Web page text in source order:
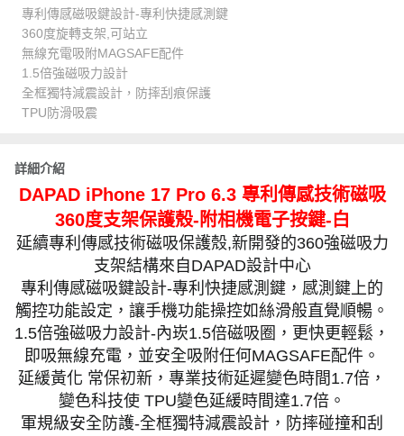
專利傳感磁吸鍵設計-專利快捷感測鍵
360度旋轉支架,可站立
無線充電吸附MAGSAFE配件
1.5倍強磁吸力設計
全框獨特減震設計，防摔刮痕保護
TPU防滑吸震
詳細介紹
DAPAD iPhone 17 Pro 6.3 專利傳感技術磁吸
360度支架保護殼-附相機電子按鍵-白
延續專利傳感技術磁吸保護殼,新開發的360強磁吸力
支架結構來自DAPAD設計中心
專利傳感磁吸鍵設計-專利快捷感測鍵，感測鍵上的
觸控功能設定，讓手機功能操控如絲滑般直覺順暢。
1.5倍強磁吸力設計-內崁1.5倍磁吸圈，更快更輕鬆，
即吸無線充電，並安全吸附任何MAGSAFE配件。
延緩黃化 常保初新，專業技術延遲變色時間1.7倍，
變色科技使 TPU變色延緩時間達1.7倍。
軍規級安全防護-全框獨特減震設計，防摔碰撞和刮